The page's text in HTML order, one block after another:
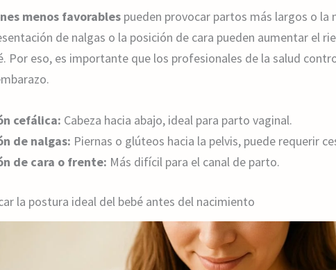
menos favorables pueden provocar partos más largos o
de nalgas o la posición de cara pueden aumentar el
Por eso, es importante que los profesionales de la salud
cefálica: Cabeza hacia abajo, ideal para parto vaginal.
de nalgas: Piernas o glúteos hacia la pelvis, puede requerir
de cara o frente: Más difícil para el canal de parto.
la postura ideal del bebé antes del nacimiento